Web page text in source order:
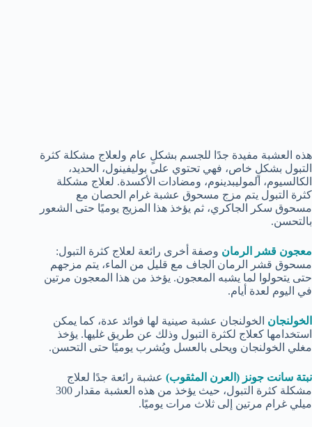
هذه العشبة مفيدة جدًا للجسم بشكلٍ عام ولعلاج مشكلة كثرة
التبول بشكلٍ خاص، فهي تحتوي على بوليفينول، الحديد،
الكالسيوم، الموليبدينوم، ومضادات الأكسدة. لعلاج مشكلة
كثرة التبول يتم مزج مسحوق عشبة غرام الحصان مع
مسحوق سكر الجاكري، ثم يؤخذ هذا المزيج يوميًا حتى الشعور
بالتحسن.
معجون قشر الرمان وصفة أخرى رائعة لعلاج كثرة التبول:
مسحوق قشر الرمان الجاف مع قليل من الماء، يتم مزجهم
حتى يتحولوا لما يشبه المعجون. يؤخذ من هذا المعجون مرتين
في اليوم لعدة أيام.
الخولنجان الخولنجان عشبة صينية لها فوائد عدة، كما يمكن
استخدامها كعلاج لكثرة التبول وذلك عن طريق غليها. يؤخذ
مغلي الخولنجان ويحلى بالعسل ويُشرب يوميًا حتى التحسن.
نبتة سانت جونز (العرن المثقوب) عشبة رائعة جدًا لعلاج
مشكلة كثرة التبول، حيث يؤخذ من هذه العشبة مقدار 300
ميلي غرام مرتين إلى ثلاث مرات يوميًا.